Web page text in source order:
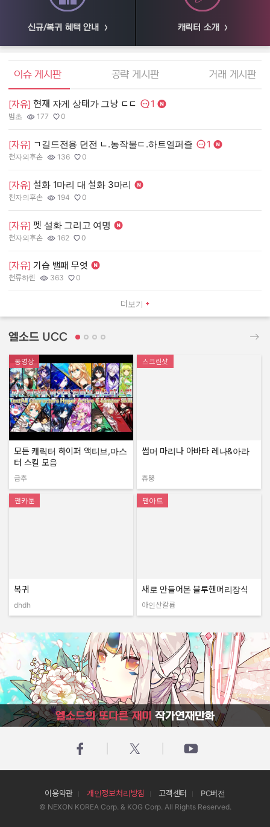
신규/복귀 혜택 안내 캐릭터 소개
엘소드 커뮤니티
이슈 게시판 공략 게시판 거래 게시판
더보기
[자유] 현재 자게 상태가 그냥 ㄷㄷ 댓글수:
1
작성자:
범초
조회수:
177
추천수:
0
[자유] ㄱ길드전용 던전 ㄴ.농작물ㄷ.하트엘퍼즐 댓글수:
1
작성자:
천자의후손
조회수:
136
추천수:
0
[자유] 설화 1마리 대 설화 3마리
작성자:
천자의후손
조회수:
194
추천수:
0
[자유] 펫 설화 그리고 여명
작성자:
천자의후손
조회수:
162
추천수:
0
[자유] 기습 밸패 무엇
작성자:
천류하린
조회수:
363
추천수:
0
엘소드 UCC
동영상
모든 캐릭터 하이퍼 액티브,마스
터 스킬 모음
작성자:
금추
스크린샷
썸머 마리나 아바타 레나&아라
작성자:
츄뿡
팬카툰
복귀
dhdh
팬아트
새로 만들어본 블루헨머리장식
작성자:
아인산칼륨
엘소드의 또다른 재미 작가연재만화
이용약관 개인정보처리방침 고객센터 PC버전
© NEXON KOREA Corp. & KOG Corp. All Rights Reserved.